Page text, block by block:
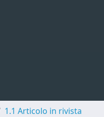
1.1 Articolo in rivista